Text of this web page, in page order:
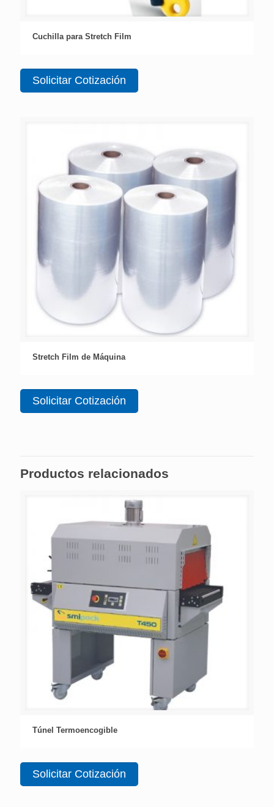
Cuchilla para Stretch Film
Solicitar Cotización
Stretch Film de Máquina
Solicitar Cotización
Productos relacionados
Túnel Termoencogible
Solicitar Cotización